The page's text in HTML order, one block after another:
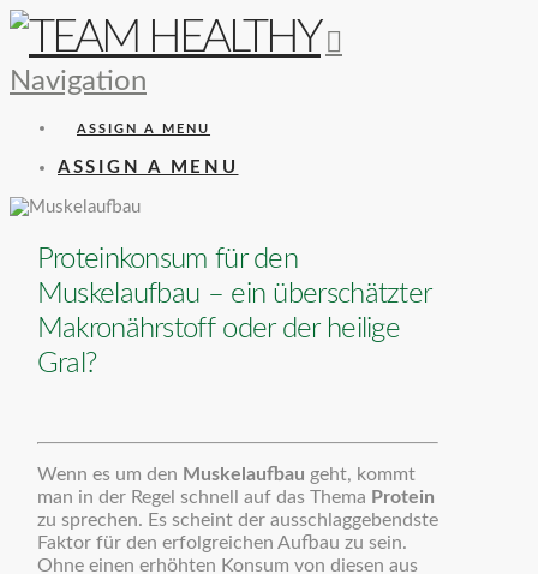
Navigation
ASSIGN A MENU
ASSIGN A MENU
Proteinkonsum für den
Muskelaufbau – ein überschätzter
Makronährstoff oder der heilige
Gral?
Wenn es um den Muskelaufbau geht, kommt
man in der Regel schnell auf das Thema Protein
zu sprechen. Es scheint der ausschlaggebendste
Faktor für den erfolgreichen Aufbau zu sein.
Ohne einen erhöhten Konsum von diesen aus